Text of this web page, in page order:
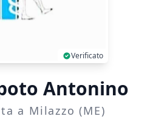
Verificato
Antonino
a Milazzo (ME)